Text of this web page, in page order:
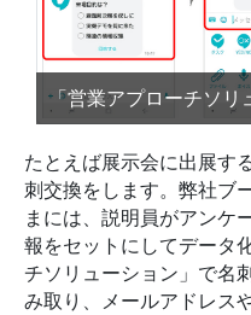
「営業アプローチソリ
たとえば展示会に出展す
刺交換をします。弊社ブ
まには、説明員がアンケ
報をセットにしてデータ
チソリューション」で名
み取り、メールアドレス